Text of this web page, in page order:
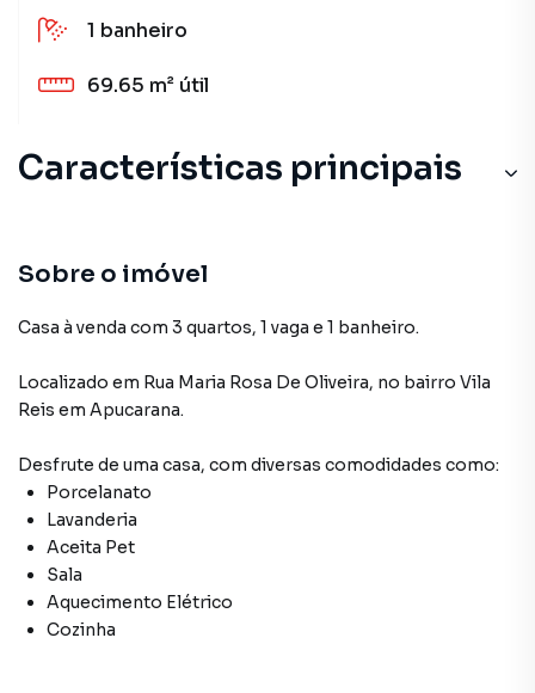
1 banheiro
69.65 m² útil
Características principais
Sobre o imóvel
Casa à venda com 3 quartos, 1 vaga e 1 banheiro.
Localizado em Rua Maria Rosa De Oliveira, no bairro Vila
Reis em Apucarana.
Desfrute de uma casa, com diversas comodidades como:
Porcelanato
Lavanderia
Aceita Pet
Sala
Aquecimento Elétrico
Cozinha